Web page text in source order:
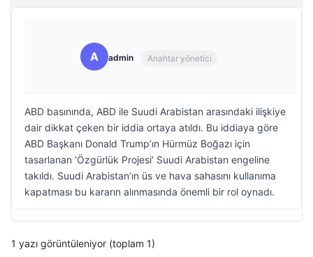
A admin Anahtar yönetici
ABD basınında, ABD ile Suudi Arabistan arasındaki ilişkiye
dair dikkat çeken bir iddia ortaya atıldı. Bu iddiaya göre
ABD Başkanı Donald Trump’ın Hürmüz Boğazı için
tasarlanan ‘Özgürlük Projesi’ Suudi Arabistan engeline
takıldı. Suudi Arabistan’ın üs ve hava sahasını kullanıma
kapatması bu kararın alınmasında önemli bir rol oynadı.
1 yazı görüntüleniyor (toplam 1)